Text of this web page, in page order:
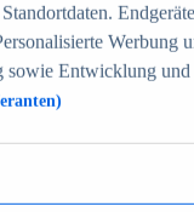
70+
Werbung
sowie Entwicklung